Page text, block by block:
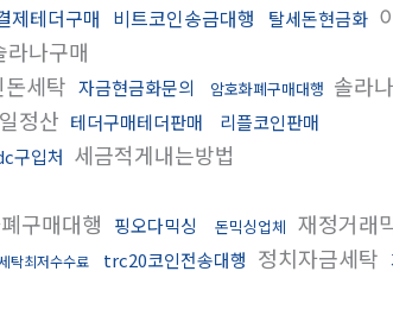
제테더구매 비트코인송금대행 탈세돈현금화
라나구매
돈세탁 자금현금화문의 암호화폐구매대행 솔라
정산 테더구매테더판매 리플코인판매
구입처 세금적게내는방법
구매대행 핑오다믹싱 돈믹싱업체 재정거래
탁최저수수료 trc20코인전송대행 정치자금세탁